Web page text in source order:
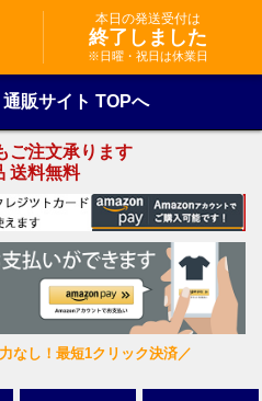
本日の発送受付は
終了しました
※日曜・祝日は休業日
販サイト TOPへ
ご注文承ります
送料無料
なし！最短1クリック決済／